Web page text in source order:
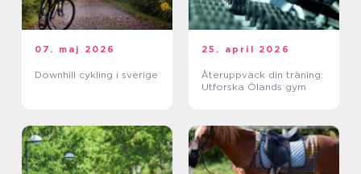
07. maj 2026
Downhill cykling i sverige
25. april 2026
Återuppväck din träning:
Utforska Ölands gym